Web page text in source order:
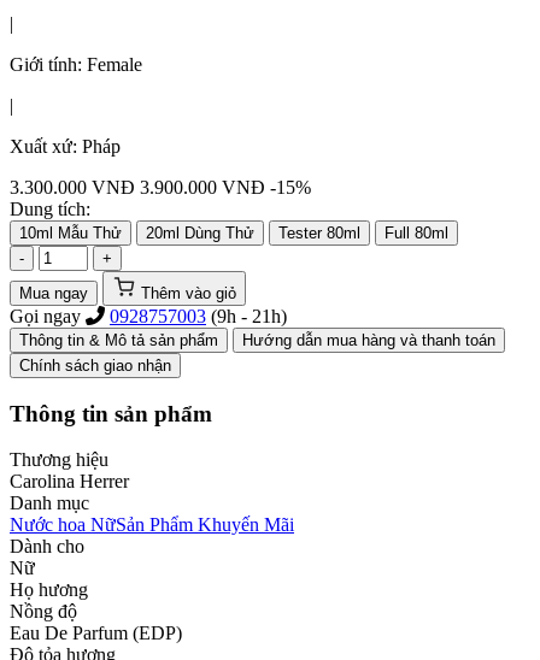
|
Giới tính: Female
|
Xuất xứ: Pháp
3.300.000 VNĐ 3.900.000 VNĐ -15%
Dung tích:
10ml Mẫu Thử 20ml Dùng Thử Tester 80ml
Full 80ml
-
+
Mua ngay
Thêm vào giỏ
Gọi ngay 0928757003 (9h - 21h)
Thông tin & Mô tả sản phẩm
Hướng dẫn mua hàng và thanh toán
Chính sách giao nhận
Thông tin sản phẩm
Thương hiệu
Carolina Herrer
Danh mục
Nước hoa NữSản Phẩm Khuyến Mãi
Dành cho
Nữ
Họ hương
Nồng độ
Eau De Parfum (EDP)
Độ tỏa hương